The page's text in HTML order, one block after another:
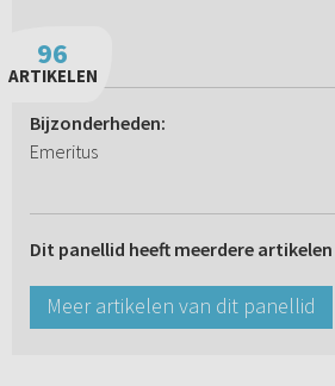
96
ARTIKELEN
Bijzonderheden:
Emeritus
Dit panellid heeft meerdere
Meer artikelen van dit panellid